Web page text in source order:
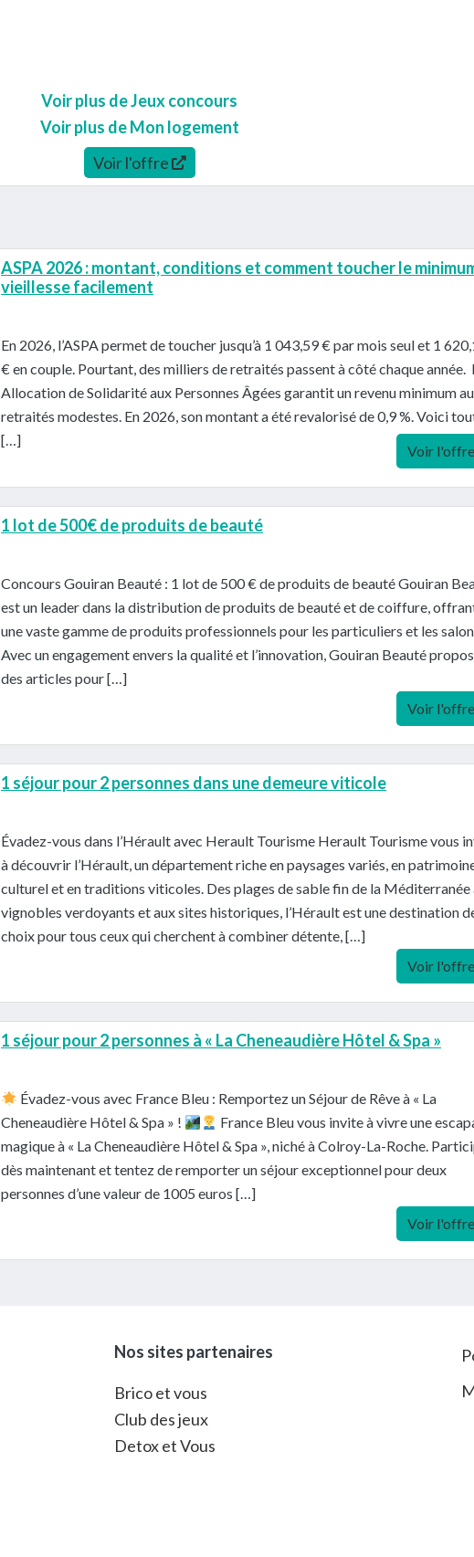
Voir plus de Jeux concours
Voir plus de Mon logement
Voir l'offre
ASPA 2026 : montant, conditions et comment toucher le
vieillesse facilement
En 2026, l’ASPA permet de toucher jusqu’à 1 043,59 € par mois seul et 1
€ en couple. Pourtant, des milliers de retraités passent à côté chaque année.
Allocation de Solidarité aux Personnes Âgées garantit un revenu minimum
retraités modestes. En 2026, son montant a été revalorisé de 0,9 %. Voici
[…]
Voir
1 lot de 500€ de produits de beauté
Concours Gouiran Beauté : 1 lot de 500 € de produits de beauté Gouiran
est un leader dans la distribution de produits de beauté et de coiffure,
une vaste gamme de produits professionnels pour les particuliers et les
Avec un engagement envers la qualité et l’innovation, Gouiran Beauté
des articles pour […]
Voir
1 séjour pour 2 personnes dans une demeure viticole
Évadez-vous dans l’Hérault avec Herault Tourisme Herault Tourisme vous
à découvrir l’Hérault, un département riche en paysages variés, en
culturel et en traditions viticoles. Des plages de sable fin de la Méditerranée
vignobles verdoyants et aux sites historiques, l’Hérault est une destination
choix pour tous ceux qui cherchent à combiner détente, […]
Voir
1 séjour pour 2 personnes à « La Cheneaudière Hôtel & Spa »
Évadez-vous avec France Bleu : Remportez un Séjour de Rêve à « La
Cheneaudière Hôtel & Spa » !
France Bleu vous invite à vivre une
magique à « La Cheneaudière Hôtel & Spa », niché à Colroy-La-Roche.
dès maintenant et tentez de remporter un séjour exceptionnel pour deux
personnes d’une valeur de 1005 euros […]
Voir
Nos sites partenaires
Brico et vous
Club des jeux
Detox et Vous